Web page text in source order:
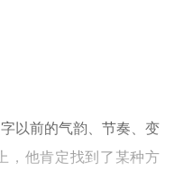
以前的气韵、节奏、变
，他肯定找到了某种方